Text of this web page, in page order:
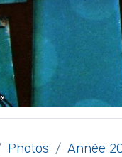
Photos Année